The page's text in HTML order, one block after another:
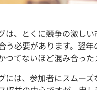
は、とくに競争の激し
う必要があります。翌
つてないほど混み合っ
には、参加者にスムー